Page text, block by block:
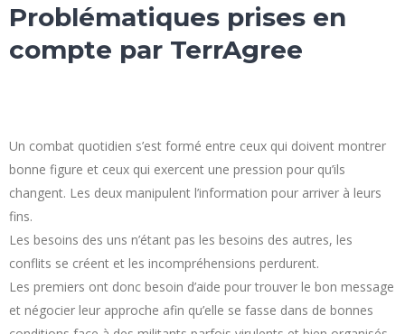
Problématiques prises en
compte par TerrAgree
Un combat quotidien s’est formé entre ceux qui doivent montrer
bonne figure et ceux qui exercent une pression pour qu’ils
changent.​ Les deux manipulent l’information pour arriver à leurs
fins. ​
Les besoins des uns n’étant pas les besoins des autres, les
conflits se créent et les incompréhensions perdurent.
Les premiers ont donc besoin d’aide pour trouver le bon message
et négocier leur approche afin qu’elle se fasse dans de bonnes